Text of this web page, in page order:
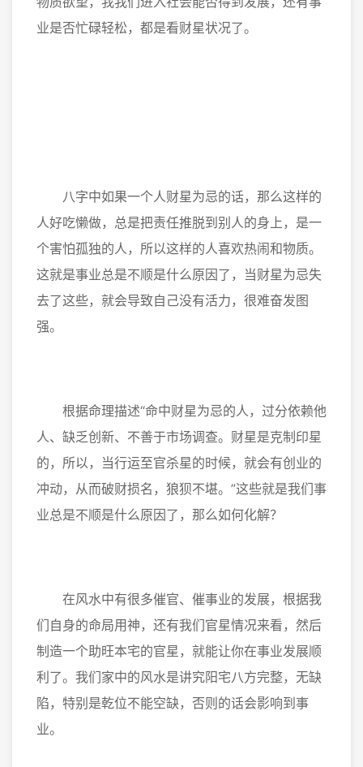
业是否忙碌轻松，都是看财星状况了。
八字中如果一个人财星为忌的话，那么这样的
人好吃懒做，总是把责任推脱到别人的身上，是一
个害怕孤独的人，所以这样的人喜欢热闹和物质。
这就是事业总是不顺是什么原因了，当财星为忌失
去了这些，就会导致自己没有活力，很难奋发图
强。
根据命理描述“命中财星为忌的人，过分依赖他
人、缺乏创新、不善于市场调查。财星是克制印星
的，所以，当行运至官杀星的时候，就会有创业的
冲动，从而破财损名，狼狈不堪。”这些就是我们事
业总是不顺是什么原因了，那么如何化解？
在风水中有很多催官、催事业的发展，根据我
们自身的命局用神，还有我们官星情况来看，然后
制造一个助旺本宅的官星，就能让你在事业发展顺
利了。我们家中的风水是讲究阳宅八方完整，无缺
陷，特别是乾位不能空缺，否则的话会影响到事
业。